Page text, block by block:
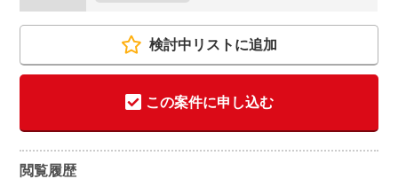
検討中リストに追加
この案件に申し込む
閲覧履歴